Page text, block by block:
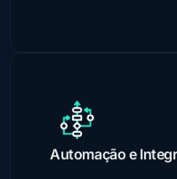
Automação e